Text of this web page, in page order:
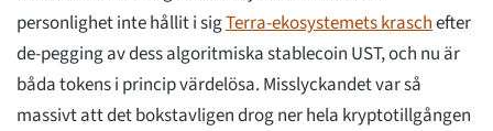
personlighet inte hållit i sigTerra-ekosystemets kraschefter
de-pegging av dess algoritmiska stablecoin UST, och nu är
båda tokens i princip värdelösa. Misslyckandet var så
massivt att det bokstavligen drog ner hela kryptotillgången